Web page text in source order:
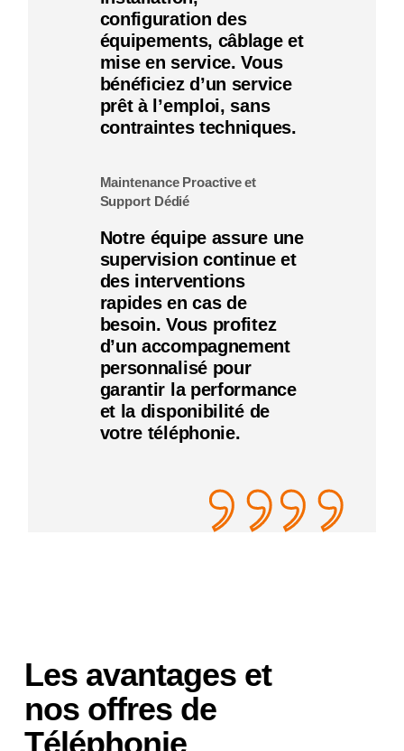
configuration des
équipements, câblage et
mise en service. Vous
bénéficiez d’un service
prêt à l’emploi, sans
contraintes techniques.
Maintenance Proactive et
Support Dédié
Notre équipe assure une
supervision continue et
des interventions
rapides en cas de
besoin. Vous profitez
d’un accompagnement
personnalisé pour
garantir la performance
et la disponibilité de
votre téléphonie.””
Les avantages et
nos offres de
Téléphonie